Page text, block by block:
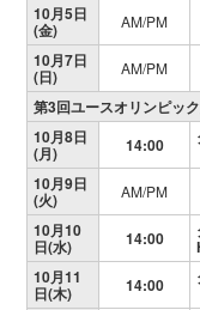
10月5日
(金) AM/PM
10月7日
(日) AM/PM
第3回ユースオリンピッ
10月8日
(月) 14:00
10月9日
(火) AM/PM
10月10
日(水) 14:00
10月11
日(木) 14:00